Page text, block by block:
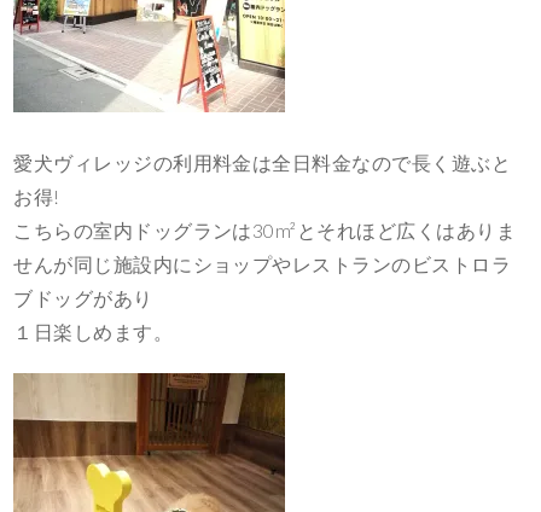
愛犬ヴィレッジの利用料金は全日料金なので長く遊ぶと
お得!
こちらの室内ドッグランは30m²とそれほど広くはありま
せんが同じ施設内にショップやレストランのビストロラ
ブドッグがあり
１日楽しめます。